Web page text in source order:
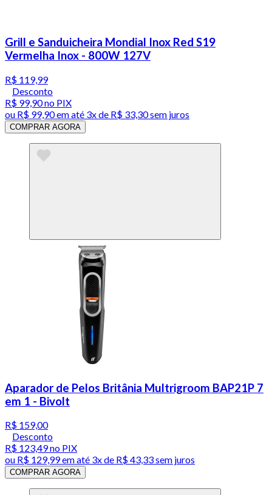
Grill e Sanduicheira Mondial Inox Red S19
Vermelha Inox - 800W 127V
R$ 119,99
Desconto
R$ 99,90no PIX
ou R$ 99,90em até 3x de R$ 33,30 sem juros
COMPRAR AGORA
Aparador de Pelos Britânia Multrigroom BAP21P 7
em 1 - Bivolt
R$ 159,00
Desconto
R$ 123,49no PIX
ou R$ 129,99em até 3x de R$ 43,33 sem juros
COMPRAR AGORA